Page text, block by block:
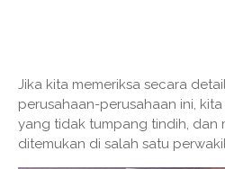
Jika kita memeriksa secara
perusahaan-perusahaan ini,
yang tidak tumpang tindih, dan
ditemukan di salah satu